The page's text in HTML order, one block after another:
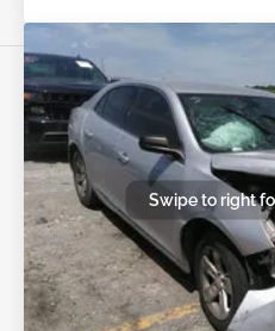
Swipe to right